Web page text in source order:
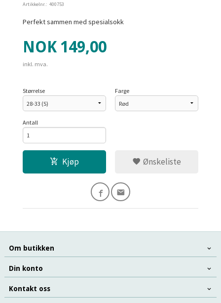
Artikkelnr.: 400753
Perfekt sammen med spesialsokk
Pris
NOK 149,00
inkl. mva.
Størrelse Farge
Antall
Kjøp Ønskeliste
Om butikken
Din konto
Kontakt oss